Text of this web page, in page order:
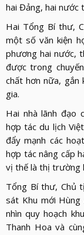
hai Đảng, hai nước
Hai Tổng Bí thư,
một số văn kiện
phương hai nước,
được trong
chất hơn nữa, gắn
gia.
Hai nhà lãnh đạo
hợp tác du lịch
đẩy mạnh các
hợp tác nâng cấp
vị thế là thị trường
Tổng Bí thư, Chủ
sát Khu mới
nhìn quy hoạch
Thanh Hoa và